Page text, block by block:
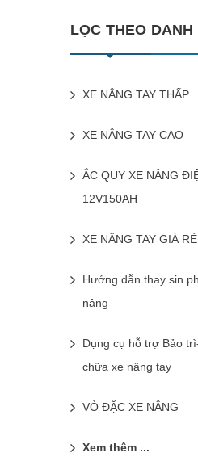
LỌC THEO DANH
XE NÂNG TAY THẤP
XE NÂNG TAY CAO
ẮC QUY XE NÂNG
12V150AH
XE NÂNG TAY GIÁ RẺ
Hướng dẫn thay sin
nâng
Dụng cụ hỗ trợ Bảo
chữa xe nâng tay
VỎ ĐẶC XE NÂNG
Xem thêm ...